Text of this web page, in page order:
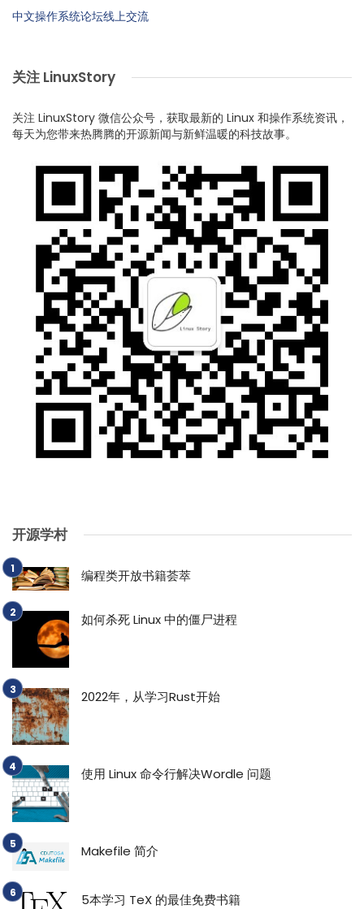
中文操作系统论坛线上交流
关注 LinuxStory
关注 LinuxStory 微信公众号，获取最新的 Linux 和操作系统资讯，
每天为您带来热腾腾的开源新闻与新鲜温暖的科技故事。
开源学村
编程类开放书籍荟萃
如何杀死 Linux 中的僵尸进程
2022年，从学习Rust开始
使用 Linux 命令行解决Wordle 问题
Makefile 简介
5本学习 TeX 的最佳免费书籍